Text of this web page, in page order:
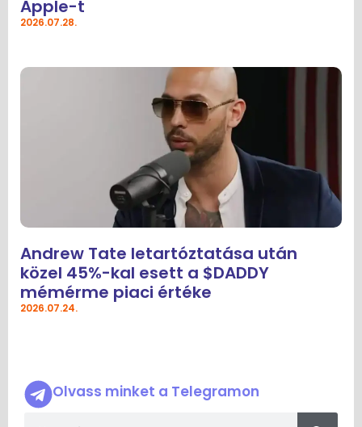
Apple-t
2026.07.28.
Andrew Tate letartóztatása után
közel 45%-kal esett a $DADDY
mémérme piaci értéke
2026.07.24.
Olvass minket a Telegramon